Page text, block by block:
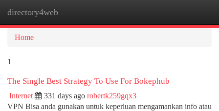
directory4web
Home
1
The Single Best Strategy To Use For Bokephub
Internet 331 days ago robertk259gqx3
VPN Bisa anda gunakan untuk keperluan mengamankan info atau